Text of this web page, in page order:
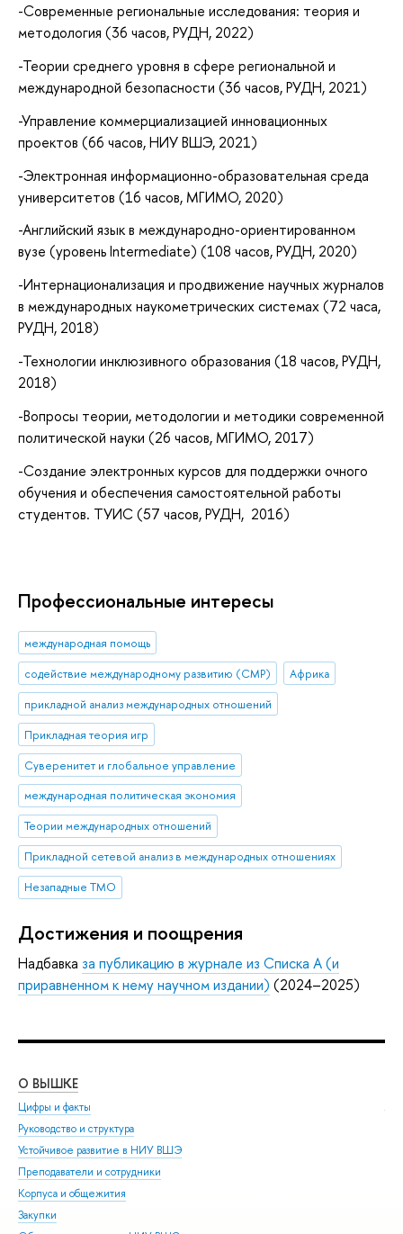
-Современные региональные исследования: теория и
методология (36 часов, РУДН, 2022)
-Теории среднего уровня в сфере региональной и
международной безопасности (36 часов, РУДН, 2021)
-Управление коммерциализацией инновационных
проектов (66 часов, НИУ ВШЭ, 2021)
-Электронная информационно-образовательная среда
университетов (16 часов, МГИМО, 2020)
-Английский язык в международно-ориентированном
вузе (уровень Intermediate) (108 часов, РУДН, 2020)
-Интернационализация и продвижение научных журналов
в международных наукометрических системах (72 часа,
РУДН, 2018)
-Технологии инклюзивного образования (18 часов, РУДН,
2018)
-Вопросы теории, методологии и методики современной
политической науки (26 часов, МГИМО, 2017)
-Создание электронных курсов для поддержки очного
обучения и обеспечения самостоятельной работы
студентов. ТУИС (57 часов, РУДН, 2016)
Профессиональные интересы
международная помощь
содействие международному развитию (СМР)
Африка
прикладной анализ международных отношений
Прикладная теория игр
Суверенитет и глобальное управление
международная политическая экономия
Теории международных отношений
Прикладной сетевой анализ в международных отношениях
Незападные ТМО
Достижения и поощрения
Надбавка за публикацию в журнале из Списка А (и
приравненном к нему научном издании) (2024–2025)
О ВЫШКЕ
Цифры и факты
Руководство и структура
Устойчивое развитие в НИУ ВШЭ
Преподаватели и сотрудники
Корпуса и общежития
Закупки